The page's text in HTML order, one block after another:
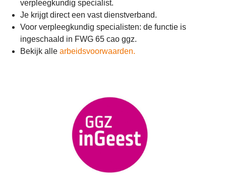
verpleegkundig specialist.
Je krijgt direct een vast dienstverband.
Voor verpleegkundig specialisten: de functie is
ingeschaald in FWG 65 cao ggz.
Bekijk alle arbeidsvoorwaarden.